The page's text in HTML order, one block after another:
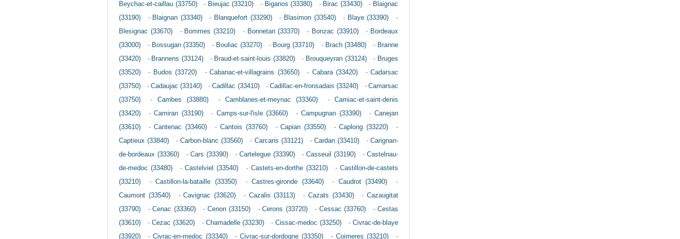
Beychac-et-caillau (33750)
- Bieujac (33210) - Biganos (33380) - Birac (33430) - Blaignac
(33190)
- Blaignan (33340) - Blanquefort (33290) - Blasimon (33540) - Blaye (33390)
-
Blesignac (33670)
- Bommes (33210) - Bonnetan (33370) - Bonzac (33910) - Bordeaux
(33000)
- Bossugan (33350) - Bouliac (33270) - Bourg (33710) - Brach (33480) - Branne
(33420)
- Brannens (33124) - Braud-et-saint-louis (33820) - Brouqueyran (33124) - Bruges
(33520)
- Budos (33720) -Cabanac-et-villagrains (33650) - Cabara (33420) -Cadarsac
(33750)
-Cadaujac (33140) -Cadillac (33410) - Cadillac-en-fronsadais (33240) -Camarsac
(33750)
- Cambes (33880) - Camblanes-et-meynac (33360) - Camiac-et-saint-denis
(33420)
- Camiran (33190) - Camps-sur-l'isle (33660) -Campugnan (33390) -Canejan
(33610)
- Cantenac (33460) - Cantois (33760) -Capian (33550) -Caplong (33220)
-
Captieux (33840)
-Carbon-blanc (33560) - Carcans (33121) - Cardan (33410) -Carignan-
de-bordeaux (33360)
- Cars (33390) - Cartelegue (33390) - Casseuil (33190) - Castelnau-
de-medoc (33480)
-Castelviel (33540) - Castets-en-dorthe (33210) -Castillon-de-castets
(33210)
-Castillon-la-bataille (33350) -Castres-gironde (33640) - Caudrot (33490)
-
Caumont (33540)
-Cavignac (33620) - Cazalis (33113) - Cazats (33430) - Cazaugitat
(33790)
- Cenac (33360) - Cenon (33150) - Cerons (33720) - Cessac (33760) - Cestas
(33610)
- Cezac (33620) - Chamadelle (33230) -Cissac-medoc (33250) -Civrac-de-blaye
(33920)
-Civrac-en-medoc (33340) -Civrac-sur-dordogne (33350) - Coimeres (33210)
-